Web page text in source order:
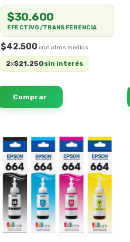
$42.500
2x$21.250sin interés
$30.600
EFECTIVO/TRANSFERENCIA